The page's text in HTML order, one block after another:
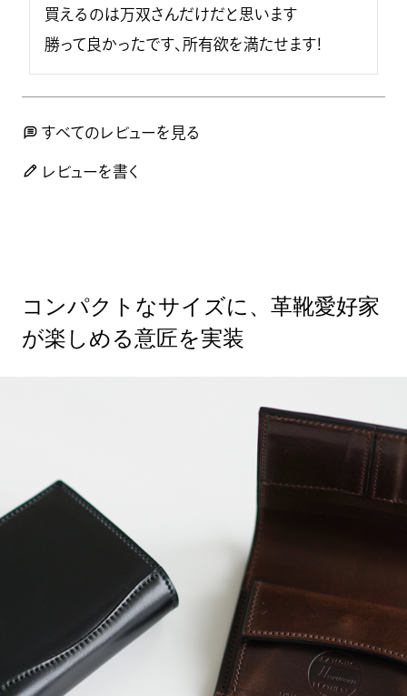
買えるのは万双さんだけだと思います
勝って良かったです、所有欲を満たせます！
すべてのレビューを見る
レビューを書く
コンパクトなサイズに、革靴愛好家
が楽しめる意匠を実装